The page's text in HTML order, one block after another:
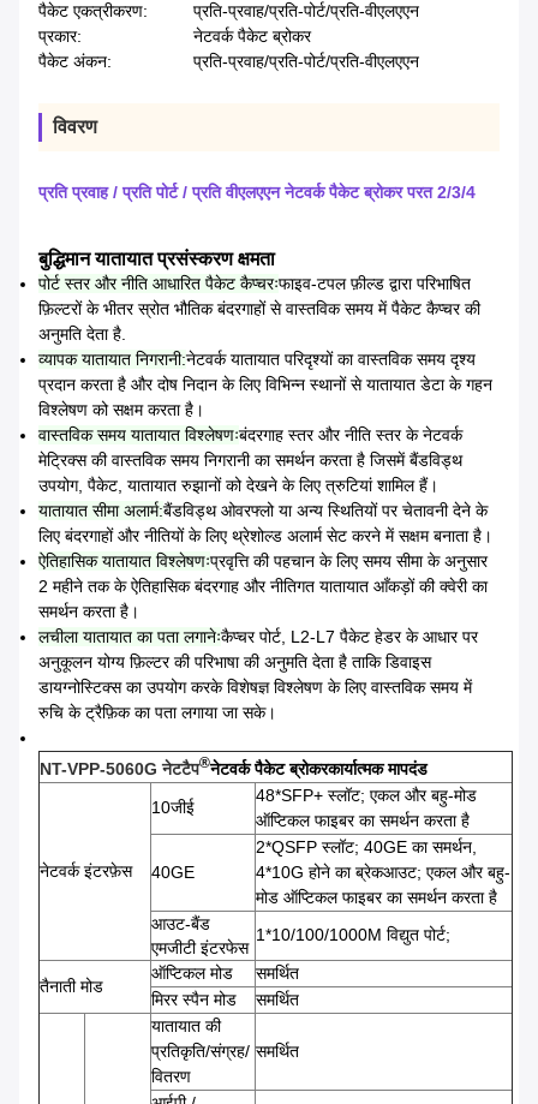
पैकेट एकत्रीकरण:
प्रति-प्रवाह/प्रति-पोर्ट/प्रति-वीएलएएन
प्रकार:
नेटवर्क पैकेट ब्रोकर
पैकेट अंकन:
प्रति-प्रवाह/प्रति-पोर्ट/प्रति-वीएलएएन
विवरण
प्रति प्रवाह / प्रति पोर्ट / प्रति वीएलएएन नेटवर्क पैकेट ब्रोकर परत 2/3/4
बुद्धिमान यातायात प्रसंस्करण क्षमता
पोर्ट स्तर और नीति आधारित पैकेट कैप्चरःफाइव-टपल फ़ील्ड द्वारा परिभाषित
फ़िल्टरों के भीतर स्रोत भौतिक बंदरगाहों से वास्तविक समय में पैकेट कैप्चर की
अनुमति देता है.
व्यापक यातायात निगरानी:नेटवर्क यातायात परिदृश्यों का वास्तविक समय दृश्य
प्रदान करता है और दोष निदान के लिए विभिन्न स्थानों से यातायात डेटा के गहन
विश्लेषण को सक्षम करता है।
वास्तविक समय यातायात विश्लेषणःबंदरगाह स्तर और नीति स्तर के नेटवर्क
मेट्रिक्स की वास्तविक समय निगरानी का समर्थन करता है जिसमें बैंडविड्थ
उपयोग, पैकेट, यातायात रुझानों को देखने के लिए त्रुटियां शामिल हैं।
यातायात सीमा अलार्म:बैंडविड्थ ओवरफ्लो या अन्य स्थितियों पर चेतावनी देने के
लिए बंदरगाहों और नीतियों के लिए थ्रेशोल्ड अलार्म सेट करने में सक्षम बनाता है।
ऐतिहासिक यातायात विश्लेषणःप्रवृत्ति की पहचान के लिए समय सीमा के अनुसार
2 महीने तक के ऐतिहासिक बंदरगाह और नीतिगत यातायात आँकड़ों की क्वेरी का
समर्थन करता है।
लचीला यातायात का पता लगानेःकैप्चर पोर्ट, L2-L7 पैकेट हेडर के आधार पर
अनुकूलन योग्य फ़िल्टर की परिभाषा की अनुमति देता है ताकि डिवाइस
डायग्नोस्टिक्स का उपयोग करके विशेषज्ञ विश्लेषण के लिए वास्तविक समय में
रुचि के ट्रैफ़िक का पता लगाया जा सके।
NT-VPP-5060G नेटटैप®नेटवर्क पैकेट ब्रोकरकार्यात्मक मापदंड
नेटवर्क इंटरफ़ेस
10जीई
48*SFP+ स्लॉट; एकल और बहु-मोड
ऑप्टिकल फाइबर का समर्थन करता है
40GE
2*QSFP स्लॉट; 40GE का समर्थन,
4*10G होने का ब्रेकआउट; एकल और बहु-
मोड ऑप्टिकल फाइबर का समर्थन करता है
आउट-बैंड
एमजीटी इंटरफेस
1*10/100/1000M विद्युत पोर्ट;
तैनाती मोड
ऑप्टिकल मोड
समर्थित
मिरर स्पैन मोड
समर्थित
यातायात की
प्रतिकृति/संग्रह/
वितरण
समर्थित